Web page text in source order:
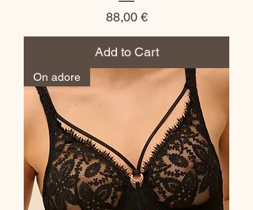
Price
88,00 €
Add to Cart
On adore